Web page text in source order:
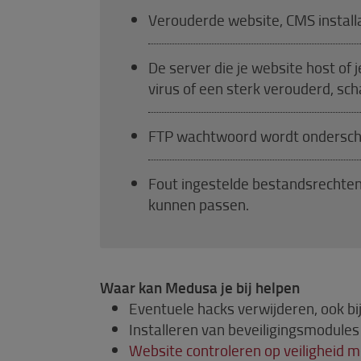
Verouderde website, CMS
De server die je website host of
virus of een sterk verouderd,
FTP wachtwoord wordt
Fout ingestelde
kunnen passen.
Waar kan Medusa je bij helpen
Eventuele hacks verwijderen, ook
Installeren van
Website controleren op veiligheid